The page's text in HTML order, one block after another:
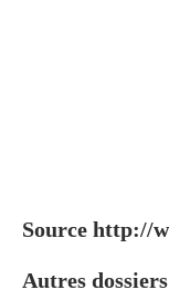
Source http://
Autres dossiers